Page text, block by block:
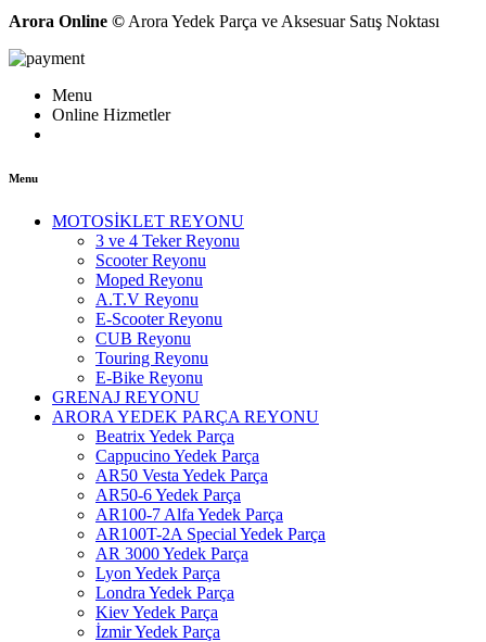
Arora Online © Arora Yedek Parça ve Aksesuar Satış Noktası
Menu
Online Hizmetler
Menu
MOTOSİKLET REYONU
3 ve 4 Teker Reyonu
Scooter Reyonu
Moped Reyonu
A.T.V Reyonu
E-Scooter Reyonu
CUB Reyonu
Touring Reyonu
E-Bike Reyonu
GRENAJ REYONU
ARORA YEDEK PARÇA REYONU
Beatrix Yedek Parça
Cappucino Yedek Parça
AR50 Vesta Yedek Parça
AR50-6 Yedek Parça
AR100-7 Alfa Yedek Parça
AR100T-2A Special Yedek Parça
AR 3000 Yedek Parça
Lyon Yedek Parça
Londra Yedek Parça
Kiev Yedek Parça
İzmir Yedek Parça